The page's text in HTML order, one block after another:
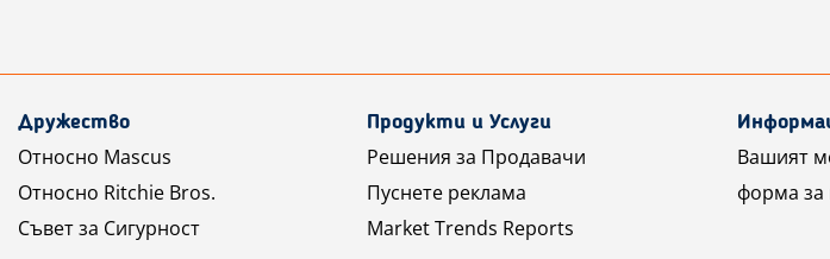
Дружество
Относно Mascus
Относно Ritchie Bros.
Съвет за Сигурност
Продукти и Услуги
Решения за Продавачи
Пуснете реклама
Market Trends Reports
Вашият
форма за